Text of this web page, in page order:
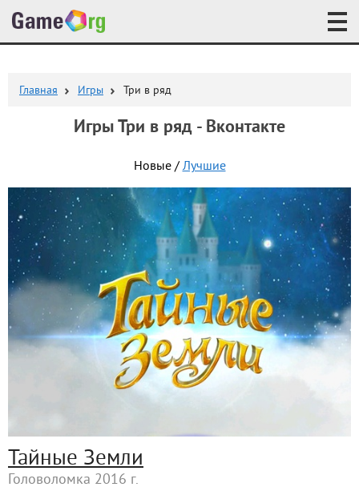
Главная Игры Три в ряд
Игры Три в ряд - Вконтакте
Новые /Лучшие
Тайные Земли
Головоломка 2016 г.